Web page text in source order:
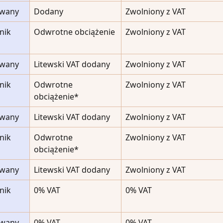
Dodany
Zwolniony z VAT
Odwrotne obciążenie Zwolniony z VAT
Litewski VAT dodany
Zwolniony z VAT
Odwrotne
obciążenie*
Zwolniony z VAT
Litewski VAT dodany
Zwolniony z VAT
Odwrotne
obciążenie*
Zwolniony z VAT
Litewski VAT dodany
Zwolniony z VAT
0% VAT 0% VAT